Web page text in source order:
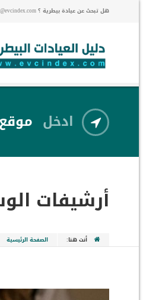
هل تبحث عن عيادة بيطرية ؟ contact@evcindex.com
ادخل
أرشيفات
أنت هنا: الصفحة الرئيسية